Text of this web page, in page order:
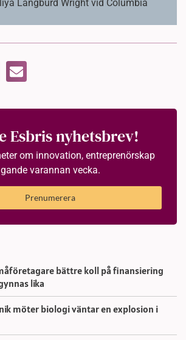
Langburd Wright vid Columbia
Esbris nyhetsbrev!
om innovation, entreprenörskap
varannan vecka.
Prenumerera
bättre koll på finansiering
lika
möter biologi väntar en explosion i